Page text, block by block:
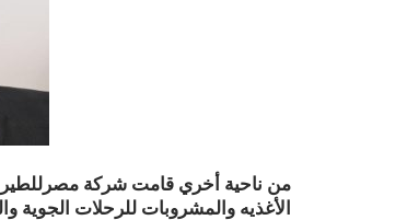
من ناحية أخري قامت شركة
الأغذيه والمشروبات للرحلات الجوية